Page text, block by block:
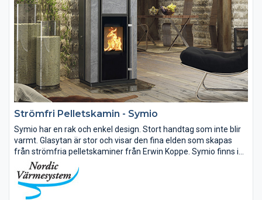
Strömfri Pelletskamin - Symio
Symio har en rak och enkel design. Stort handtag som inte blir
varmt. Glasytan är stor och visar den fina elden som skapas
från strömfria pelletskaminer från Erwin Koppe. Symio finns i
utförande med stål, kakel och täljsten. Topp eller bakansluten...